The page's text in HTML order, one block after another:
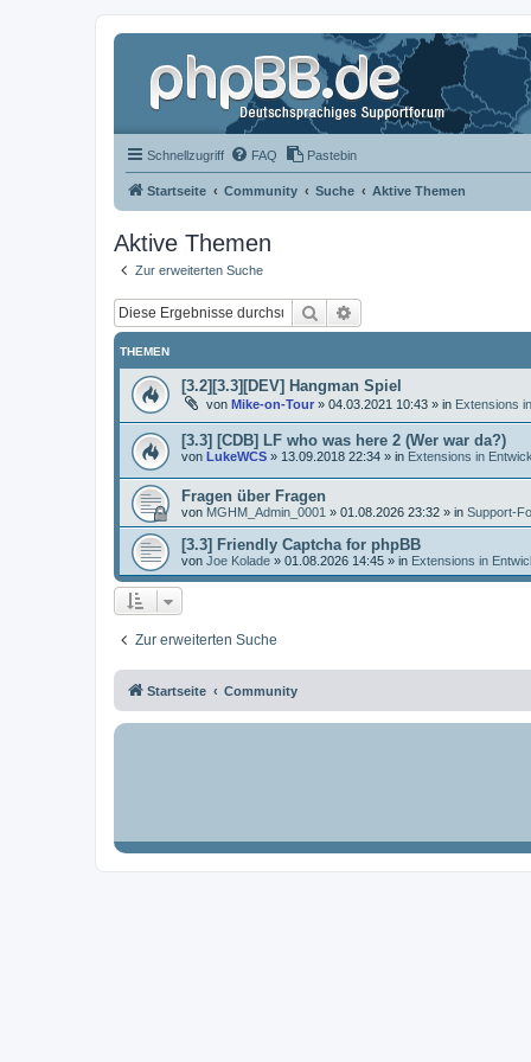
Schnellzugriff FAQ Pastebin
Startseite Community Suche Aktive Themen
Aktive Themen
Zur erweiterten Suche
Suche
THEMEN
[3.2][3.3][DEV] Hangman Spiel
von Mike-on-Tour » 04.03.2021 10:43 » in Extensions
[3.3] [CDB] LF who was here 2 (Wer war da?)
von LukeWCS » 13.09.2018 22:34 » in Extensions in
Fragen über Fragen
von MGHM_Admin_0001 » 01.08.2026 23:32 » in Support-
[3.3] Friendly Captcha for phpBB
von Joe Kolade » 01.08.2026 14:45 » in Extensions in
Zur erweiterten Suche
Startseite Community